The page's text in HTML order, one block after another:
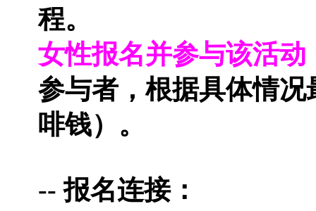
程。
女性报名并参与该活
参与者，根据具体情
啡钱）。
-- 报名连接：